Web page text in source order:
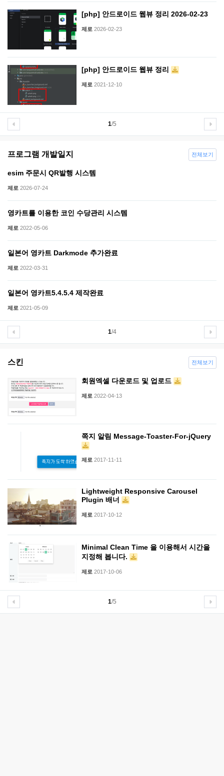
[php] 안드로이드 웹뷰 정리 2026-02-23
제로 2026-02-23
[php] 안드로이드 웹뷰 정리
제로 2021-12-10
1/5
프로그램 개발일지
esim 주문시 QR발행 시스템
제로 2026-07-24
영카트를 이용한 코인 수당관리 시스템
제로 2022-05-06
일본어 영카트 Darkmode 추가완료
제로 2022-03-31
일본어 영카트5.4.5.4 제작완료
제로 2021-05-09
1/4
전체보기
스킨
회원엑셀 다운로드 및 업로드
제로 2022-04-13
쪽지 알림 Message-Toaster-For-jQuery
제로 2017-11-11
Lightweight Responsive Carousel
Plugin 배너
제로 2017-10-12
Minimal Clean Time 을 이용해서 시간을
지정해 봅니다.
제로 2017-10-06
1/5
전체보기